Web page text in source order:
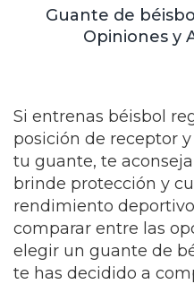
Guante de
Opiniones y
Si entrenas béisbol
posición de receptor
tu guante, te
brinde protección y
rendimiento
comparar entre las
elegir un guante de
te has decidido a